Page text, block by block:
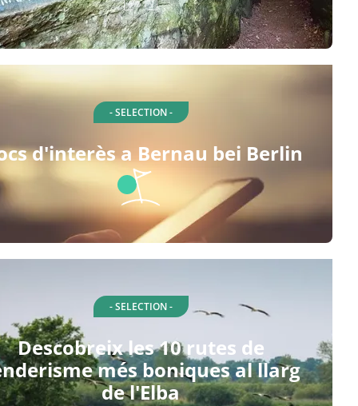
- SELECTION -
d'interès a Bernau bei Berlin
- SELECTION -
Descobreix les 10 rutes de
més boniques al llarg
de l'Elba